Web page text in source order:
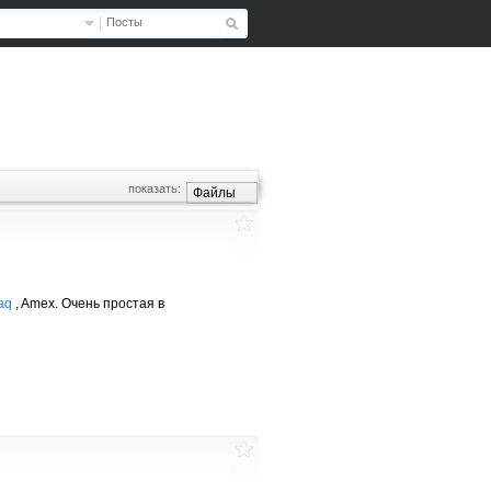
Посты
Файлы
показать:
, Amex. Очень простая в